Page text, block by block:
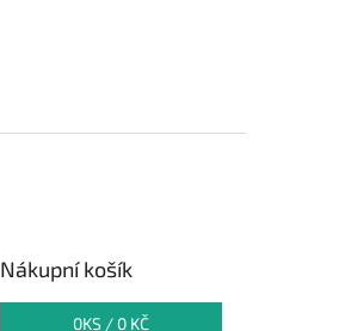
Nákupní košík
0KS / 0 KČ